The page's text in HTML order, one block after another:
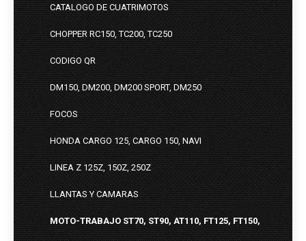
CATALOGO DE CUATRIMOTOS
CHOPPER RC150, TC200, TC250
CODIGO QR
DM150, DM200, DM200 SPORT, DM250
FOCOS
HONDA CARGO 125, CARGO 150, NAVI
LINEA Z 125Z, 150Z, 250Z
LLANTAS Y CAMARAS
MOTO-TRABAJO ST70, ST90, AT110, FT125, FT150,